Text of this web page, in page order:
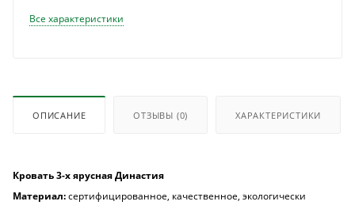
Все характеристики
ОПИСАНИЕ ОТЗЫВЫ (0) ХАРАКТЕРИСТИКИ
Кровать 3-х ярусная Династия
Материал:сертифицированное, качественное, экологически